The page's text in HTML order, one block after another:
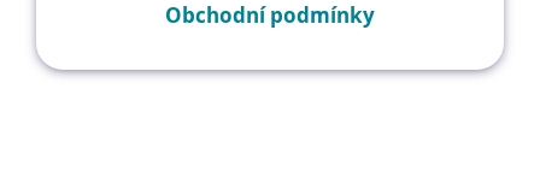
Obchodní podmínky